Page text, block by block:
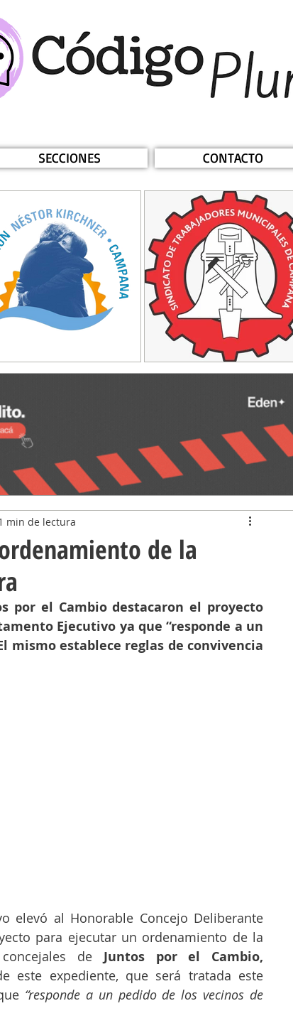
SECCIONES CONTACTO
de la
min de lectura
por el Cambio destacaron el proyecto
Ejecutivo ya que “responde a un
mismo establece reglas de convivencia
elevó al Honorable Concejo Deliberante
para ejecutar un ordenamiento de la
de Juntos por el Cambio,
este expediente, que será tratada este
“responde a un pedido de los vecinos de